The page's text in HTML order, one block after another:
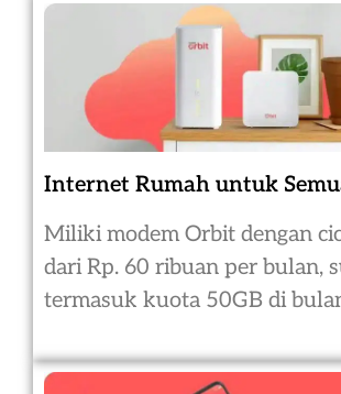
Internet Rumah untuk
Miliki modem Orbit dengan
dari Rp. 60 ribuan per bulan,
termasuk kuota 50GB di